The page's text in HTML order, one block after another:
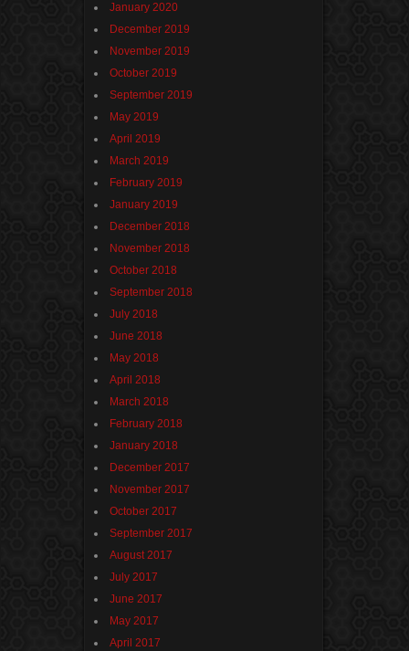
January 2020
December 2019
November 2019
October 2019
September 2019
May 2019
April 2019
March 2019
February 2019
January 2019
December 2018
November 2018
October 2018
September 2018
July 2018
June 2018
May 2018
April 2018
March 2018
February 2018
January 2018
December 2017
November 2017
October 2017
September 2017
August 2017
July 2017
June 2017
May 2017
April 2017